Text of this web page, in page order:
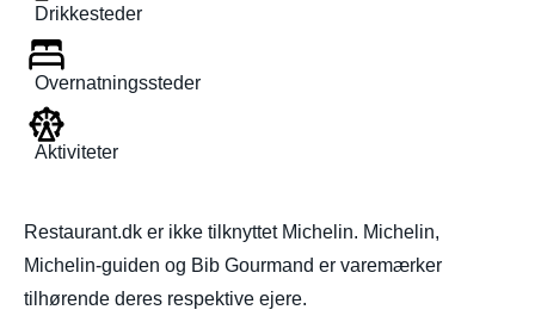
Drikkesteder
Overnatningssteder
Aktiviteter
Restaurant.dk er ikke tilknyttet Michelin. Michelin,
Michelin-guiden og Bib Gourmand er varemærker
tilhørende deres respektive ejere.